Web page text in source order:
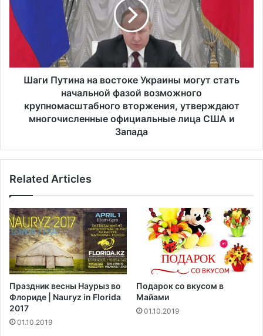
и
л
в
р
в
е
и
п
о
ж
а
р
е
н
а
и
П
н
т
к
к
р
а
и
н
ы
м
о
г
у
Шаги Путина на востоке Украины могут стать
начальной фазой возможного
крупномасштабного вторжения, утверждают
многочисленные официальные лица США и
Запада
Related Articles
Праздник весны Наурыз во
Флориде | Nauryz in Florida
2017
01.10.2019
Подарок со вкусом в
Майами
01.10.2019